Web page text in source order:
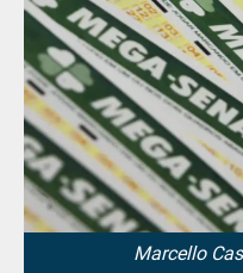
Marcello